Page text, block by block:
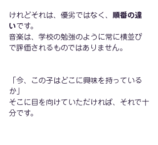
けれどそれは、優劣ではなく、 順番の違
いです。
音楽は、学校の勉強のように常に横並び
で評価されるものではありません。
「今、この子はどこに興味を持っている
か」
そこに目を向けていただければ、それで十
分です。